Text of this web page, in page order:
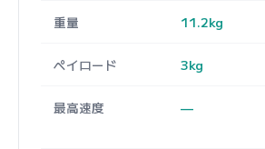
重量 11.2kg
ペイロード 3kg
最高速度 —